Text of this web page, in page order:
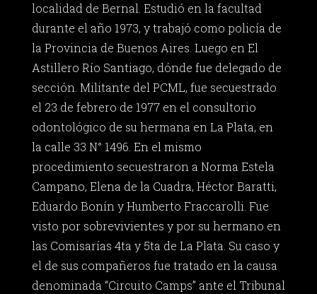
localidad de Bernal. Estudió en la facultad
durante el año 1973, y trabajó como policía de
la Provincia de Buenos Aires. Luego en El
Astillero Río Santiago, dónde fue delegado de
sección. Militante del PCML, fue secuestrado
el 23 de febrero de 1977 en el consultorio
odontológico de su hermana en La Plata, en
la calle 33 N° 1496. En el mismo
procedimiento secuestraron a Norma Estela
Campano, Elena de la Cuadra, Héctor Baratti,
Eduardo Bonín y Humberto Fraccarolli. Fue
visto por sobrevivientes y por su hermano en
las Comisarías 4ta y 5ta de La Plata. Su caso y
el de sus compañeros fue tratado en la causa
denominada “Circuito Camps” ante el Tribunal